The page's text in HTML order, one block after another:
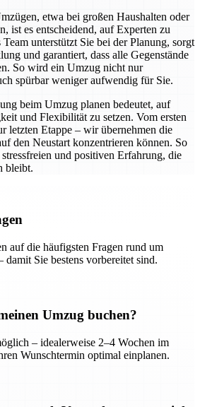
etwa bei großen Haushalten oder
ist es entscheidend, auf Experten zu
unterstützt Sie bei der Planung, sorgt
und garantiert, dass alle Gegenstände
So wird ein Umzug nicht nur
spürbar weniger aufwendig für Sie.
beim Umzug planen bedeutet, auf
und Flexibilität zu setzen. Vom ersten
letzten Etappe – wir übernehmen die
den Neustart konzentrieren können. So
und positiven Erfahrung, die
bleibt.
auf die häufigsten Fragen rund um
damit Sie bestens vorbereitet sind.
Umzug buchen?
– idealerweise 2–4 Wochen im
Wunschtermin optimal einplanen.